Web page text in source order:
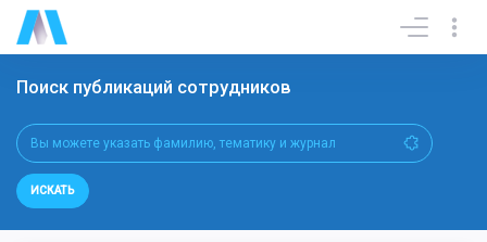
Поиск публикаций сотрудников
ИСКАТЬ